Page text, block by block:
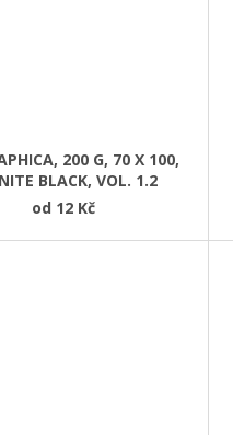
200 G, 70 X 100,
BLACK, VOL. 1.2
od 12 Kč